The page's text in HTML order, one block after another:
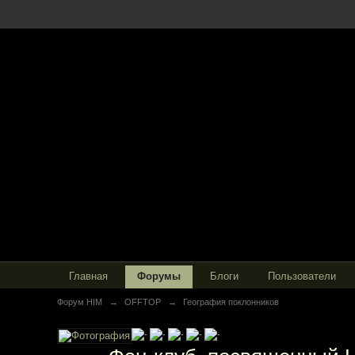
Главная Форумы Блоги Пользователи
Форум HIM → OFFTOP → География поклонников